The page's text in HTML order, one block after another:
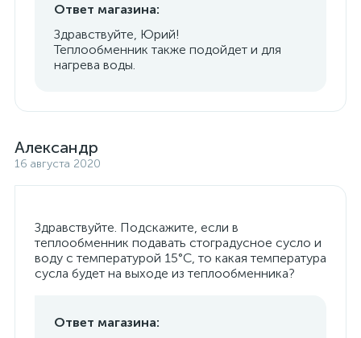
Ответ магазина:
Здравствуйте, Юрий!
Теплообменник также подойдет и для
нагрева воды.
Александр
16 августа 2020
Здравствуйте. Подскажите, если в
теплообменник подавать стоградусное сусло и
воду с температурой 15°C, то какая температура
сусла будет на выходе из теплообменника?
Ответ магазина: